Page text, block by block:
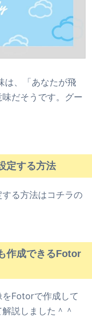
は、「あなたが飛
だそうです。 グー
定する方法
る方法はコチラの
作成できるFotor
Fotorで作成して
説しました＾＾